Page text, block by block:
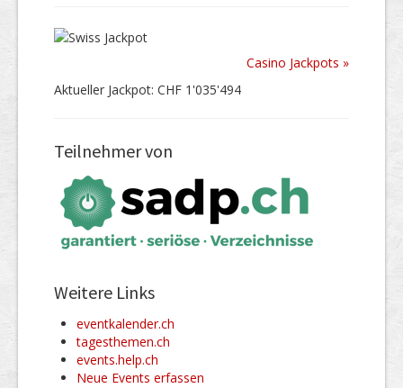
Casino Jackpots »
Aktueller Jackpot: CHF 1'035'494
Teilnehmer von
Weitere Links
eventkalender.ch
tagesthemen.ch
events.help.ch
Neue Events erfassen